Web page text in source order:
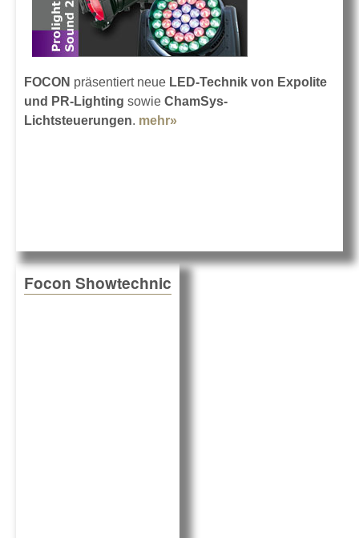
FOCON präsentiert neue LED-Technik von Expolite
und PR-Lighting sowie ChamSys-
Lichtsteuerungen. mehr»
Focon Showtechnic